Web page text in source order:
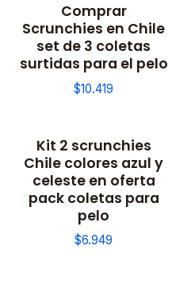
Comprar
Scrunchies en Chile
set de 3 coletas
surtidas para el pelo
$10.419
Kit 2 scrunchies
Chile colores azul y
celeste en oferta
pack coletas para
pelo
$6.949